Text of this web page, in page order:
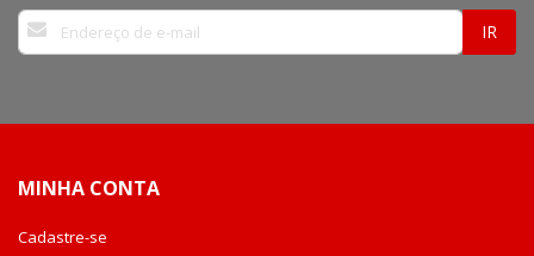
Inscreva-
se
na
IR
MINHA CONTA
Cadastre-se